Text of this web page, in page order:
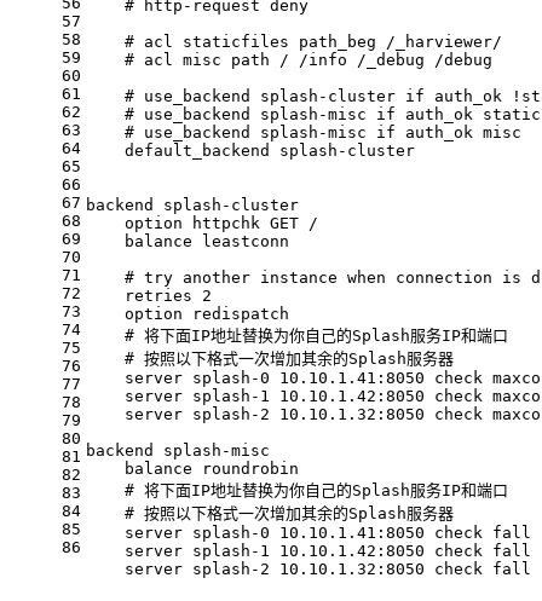
57
58
59
60
61
62
63
64
65
66
67
68
69
70
71
72
73
74
75
76
77
78
79
80
81
82
83
84
85
86
    # http-request deny
    # acl staticfiles path_beg /_harviewer/
    # acl misc path / /info /_debug /debug
# use_backend splash-cluster if auth_ok
# use_backend splash-misc if auth_ok
    # use_backend splash-misc if auth_ok misc
default_backend
splash-cluster
backend
splash-cluster
option
httpchk GET /
balance
leastconn
# try another instance when connection is
retries
2
option
redispatch
    # 将下面IP地址替换为你自己的Splash服务IP和端口
    # 按照以下格式一次增加其余的Splash服务器
server splash-0 10.10.1.41:8050 check
server splash-1 10.10.1.42:8050 check
server splash-2 10.10.1.32:8050 check
backend
splash-misc
balance
roundrobin
    # 将下面IP地址替换为你自己的Splash服务IP和端口
    # 按照以下格式一次增加其余的Splash服务器
server splash-0 10.10.1.41:8050 check fall
server splash-1 10.10.1.42:8050 check fall
server splash-2 10.10.1.32:8050 check fall